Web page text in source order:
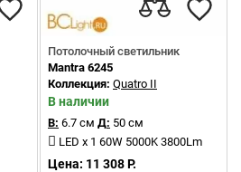
Потолочный светильник
Mantra 6245
Коллекция: Quatro II
В наличии
В: 6.7 см Д: 50 см
LED x 1 60W 5000K 3800Lm
Цена: 11 308 Р.